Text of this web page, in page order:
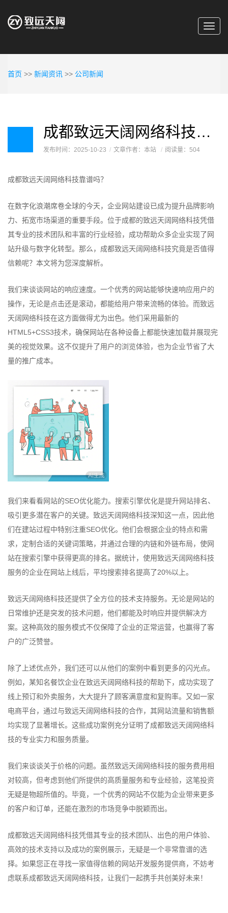
首页 >> 新闻资讯 >> 公司新闻
成都致远天阔网络科技靠谱吗
发布时间：2025-10-23 文章作者：本站 阅读量：504
成都致远天阔网络科技靠谱吗？
在数字化浪潮席卷全球的今天，企业网站建设已成为提升品牌影响
力、拓宽市场渠道的重要手段。位于成都的致远天阔网络科技凭借
其专业的技术团队和丰富的行业经验，成功帮助众多企业实现了网
站升级与数字化转型。那么，成都致远天阔网络科技究竟是否值得
信赖呢？本文将为您深度解析。
我们来谈谈网站的响应速度。一个优秀的网站能够快速响应用户的
操作，无论是点击还是滚动，都能给用户带来流畅的体验。而致远
天阔网络科技在这方面做得尤为出色。他们采用最新的
HTML5+CSS3技术，确保网站在各种设备上都能快速加载并展现完
美的视觉效果。这不仅提升了用户的浏览体验，也为企业节省了大
量的推广成本。
我们来看看网站的SEO优化能力。搜索引擎优化是提升网站排名、
吸引更多潜在客户的关键。致远天阔网络科技深知这一点，因此他
们在建站过程中特别注重SEO优化。他们会根据企业的特点和需
求，定制合适的关键词策略，并通过合理的内链和外链布局，使网
站在搜索引擎中获得更高的排名。据统计，使用致远天阔网络科技
服务的企业在网站上线后，平均搜索排名提高了20%以上。
致远天阔网络科技还提供了全方位的技术支持服务。无论是网站的
日常维护还是突发的技术问题，他们都能及时响应并提供解决方
案。这种高效的服务模式不仅保障了企业的正常运营，也赢得了客
户的广泛赞誉。
除了上述优点外，我们还可以从他们的案例中看到更多的闪光点。
例如，某知名餐饮企业在致远天阔网络科技的帮助下，成功实现了
线上预订和外卖服务，大大提升了顾客满意度和复购率。又如一家
电商平台，通过与致远天阔网络科技的合作，其网站流量和销售额
均实现了显著增长。这些成功案例充分证明了成都致远天阔网络科
技的专业实力和服务质量。
我们来谈谈关于价格的问题。虽然致远天阔网络科技的服务费用相
对较高，但考虑到他们所提供的高质量服务和专业经验，这笔投资
无疑是物超所值的。毕竟，一个优秀的网站不仅能为企业带来更多
的客户和订单，还能在激烈的市场竞争中脱颖而出。
成都致远天阔网络科技凭借其专业的技术团队、出色的用户体验、
高效的技术支持以及成功的案例展示，无疑是一个非常靠谱的选
择。如果您正在寻找一家值得信赖的网站开发服务提供商，不妨考
虑联系成都致远天阔网络科技，让我们一起携手共创美好未来！